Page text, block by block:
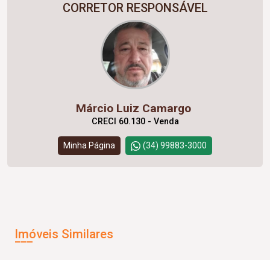
CORRETOR RESPONSÁVEL
Márcio Luiz Camargo
CRECI 60.130 - Venda
Minha Página (34) 99883-3000
Imóveis Similares